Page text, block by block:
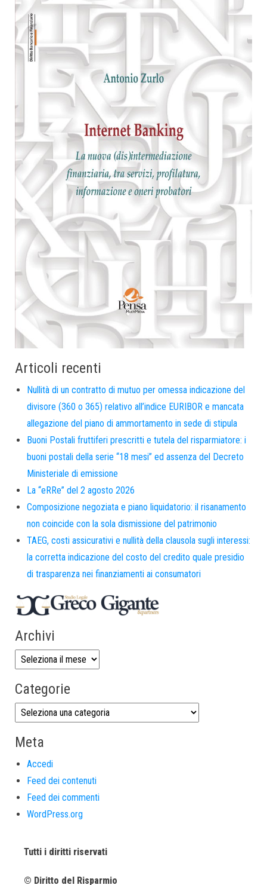
Articoli recenti
Nullità di un contratto di mutuo per omessa indicazione del
divisore (360 o 365) relativo all’indice EURIBOR e mancata
allegazione del piano di ammortamento in sede di stipula
Buoni Postali fruttiferi prescritti e tutela del risparmiatore: i
buoni postali della serie “18 mesi” ed assenza del Decreto
Ministeriale di emissione
La “eRRe” del 2 agosto 2026
Composizione negoziata e piano liquidatorio: il risanamento
non coincide con la sola dismissione del patrimonio
TAEG, costi assicurativi e nullità della clausola sugli interessi:
la corretta indicazione del costo del credito quale presidio
di trasparenza nei finanziamenti ai consumatori
Archivi
Categorie
Meta
Accedi
Feed dei contenuti
Feed dei commenti
WordPress.org
Tutti i diritti riservati
© Diritto del Risparmio